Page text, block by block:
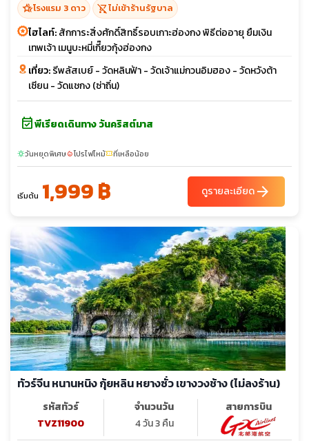
hotel_classโรงแรม 3 ดาว shopping_cart_offไม่เข้าร้านรัฐบาล
ไฮไลท์:สักการะสิ่งศักดิ์สิทธิ์รอบเกาะฮ่องกง พิธีต่ออายุ ยืมเงิน
เทพเจ้า เมนูบะหมี่เกี๊ยวกุ้งฮ่องกง
เที่ยว:รีพลัสเบย์ - วัดหลินฟ้า - วัดเจ้าแม่กวนอิมฮอง - วัดหวังต้า
เซียน - วัดแชกง (ซ่าถิ่น)
event_availableพีเรียดเดินทาง วันคริสต์มาส
sunnyวันหยุดพิเศษlocal_fire_departmentโปรไฟไหม้confirmation_numberที่เหลือน้อย
เริ่มต้น 1,999 ฿ ดูรายละเอียดarrow_forward
ทัวร์จีน หนานหนิง กุ้ยหลิน หยางซั่ว เขางวงช้าง (ไม่ลงร้าน)
รหัสทัวร์
TVZ11900
จำนวนวัน
4 วัน 3 คืน
สายการบิน